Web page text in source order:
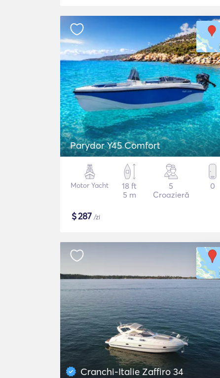
Parydor Y45 Comfort
Motor Yacht
18 ft
5 m
5
Croazieră
0
$287 /zi
Cranchi-Italie Zaffiro 34